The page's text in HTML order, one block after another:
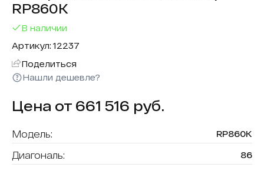
RP860K
В наличии
Артикул: 12237
Поделиться
Нашли дешевле?
Цена от 661 516 руб.
Модель: RP860K
Диагональ: 86